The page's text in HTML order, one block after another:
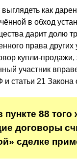
как
в обход
дарит долю
права других
купли-
участник
и статьи 21
88
договоры
сделке